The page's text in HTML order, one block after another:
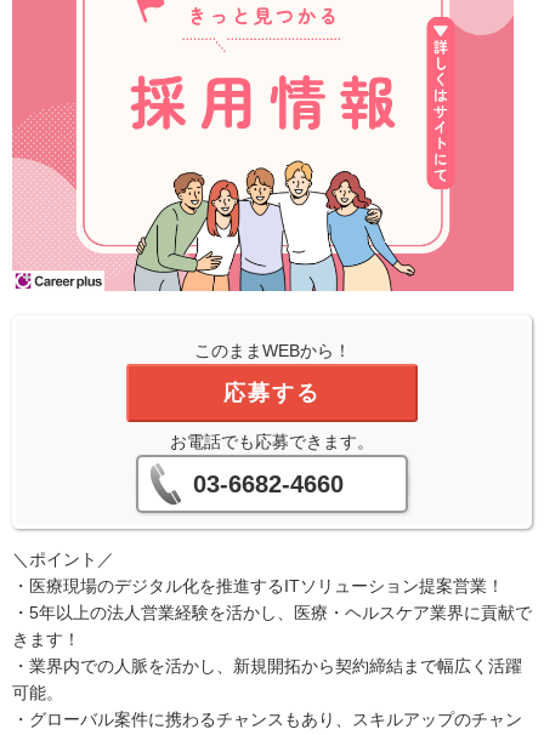
このままWEBから！
応募する
お電話でも応募できます。
03-6682-4660
＼ポイント／
・医療現場のデジタル化を推進するITソリューション提案営業！
・5年以上の法人営業経験を活かし、医療・ヘルスケア業界に貢献で
きます！
・業界内での人脈を活かし、新規開拓から契約締結まで幅広く活躍
可能。
・グローバル案件に携わるチャンスもあり、スキルアップのチャン